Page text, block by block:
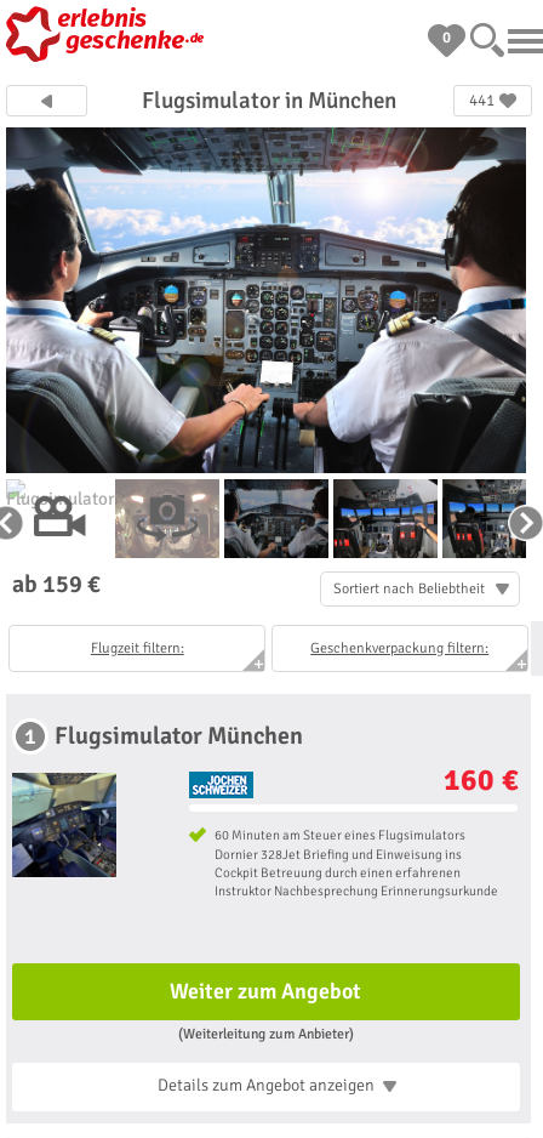
0
Flugsimulator in München 441
ab 159 € Sortiert nach Beliebtheit
Flugzeit filtern: Geschenkverpackung filtern:
1 Flugsimulator München
160 €
60 Minuten am Steuer eines Flugsimulators
Dornier 328Jet Briefing und Einweisung ins
Cockpit Betreuung durch einen erfahrenen
Instruktor Nachbesprechung Erinnerungsurkunde
Weiter zum Angebot
(Weiterleitung zum Anbieter)
Details zum Angebotanzeigen